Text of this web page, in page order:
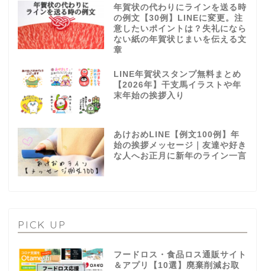
年賀状の代わりにラインを送る時
の例文【30例】LINEに変更。注
意したいポイントは？失礼になら
ない紙の年賀状じまいを伝える文
章
LINE年賀状スタンプ無料まとめ
【2026年】干支馬イラストや年
末年始の挨拶入り
あけおめLINE【例文100例】年
始の挨拶メッセージ｜友達や好き
な人へお正月に新年のライン一言
PICK UP
フードロス・食品ロス通販サイト
＆アプリ【10選】廃棄削減お取